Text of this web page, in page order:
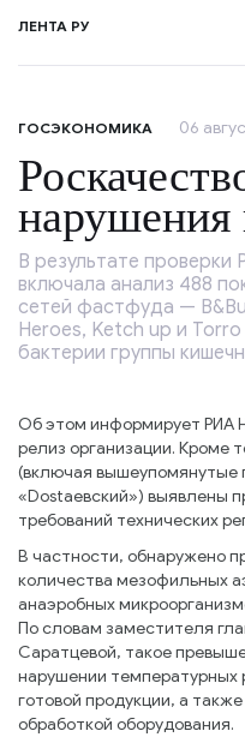
ЛЕНТА РУ
ГОСЭКОНОМИКА 06
нарушения
В результате проверки
включала анализ 488
сетей фастфуда —
Heroes, Ketch up и
бактерии группы
Об этом информирует РИА
релиз организации. Кроме
(включая вышеупомянутые
«Dostaевский») выявлены
требований технических
В частности, обнаружено
количества мезофильных
анаэробных
По словам заместителя
Саратцевой, такое
нарушении температурных
готовой продукции, а
обработкой оборудования.